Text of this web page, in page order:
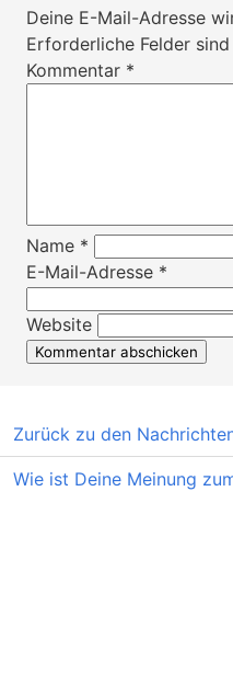
Deine E-Mail-Adresse
Erforderliche Felder
Kommentar *
Name *
E-Mail-Adresse *
Website
Zurück zu den
Wie ist Deine Meinung